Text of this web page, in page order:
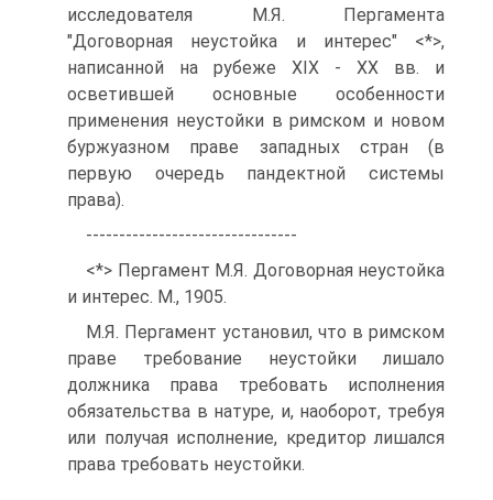
исследователя М.Я. Пергамента
"Договорная неустойка и интерес" <*>,
написанной на рубеже XIX - XX вв. и
осветившей основные особенности
применения неустойки в римском и новом
буржуазном праве западных стран (в
первую очередь пандектной системы
права).
--------------------------------
<*> Пергамент М.Я. Договорная неустойка
и интерес. М., 1905.
М.Я. Пергамент установил, что в римском
праве требование неустойки лишало
должника права требовать исполнения
обязательства в натуре, и, наоборот, требуя
или получая исполнение, кредитор лишался
права требовать неустойки.